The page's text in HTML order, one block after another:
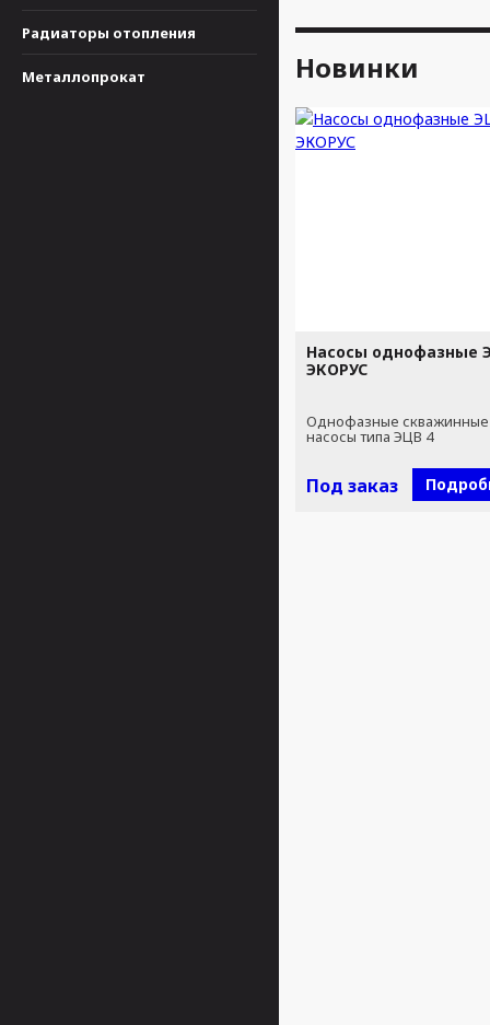
Радиаторы отопления
Металлопрокат Новинки
Насосы однофазные
ЭКОРУС
Однофазные скважинные
насосы типа ЭЦВ 4
Под заказ